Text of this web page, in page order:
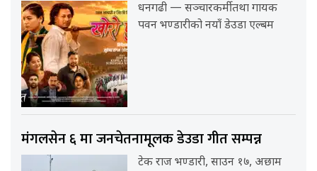
धनगढी — सञ्चारकर्मी तथा गायक
पवन भण्डारीको नयाँ डेउडा एल्बम
मंगलसेन ६ मा जनचेतनामूलक डेउडा गीत सम्पन्न
टेक राज भण्डारी, साउन १७, अछाम